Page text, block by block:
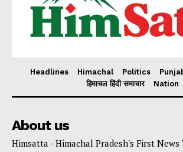
Headlines Himachal Politics
हिमाचल हिंदी समाचार
Nation
About us
Himsatta - Himachal Pradesh's First News